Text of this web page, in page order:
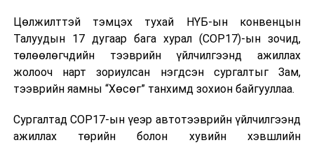
Цөлжилттэй тэмцэх тухай НҮБ-ын конвенцын
Талуудын 17 дугаар бага хурал (COP17)-ын зочид,
төлөөлөгчдийн тээврийн үйлчилгээнд ажиллах
жолооч нарт зориулсан нэгдсэн сургалтыг Зам,
тээврийн яамны “Хөсөг” танхимд зохион байгууллаа.
Сургалтад COP17-ын үеэр автотээврийн үйлчилгээнд
ажиллах төрийн болон хувийн хэвшлийн